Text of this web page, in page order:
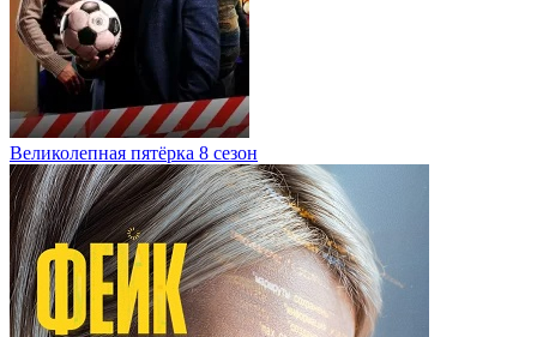
Великолепная пятёрка 8 сезон